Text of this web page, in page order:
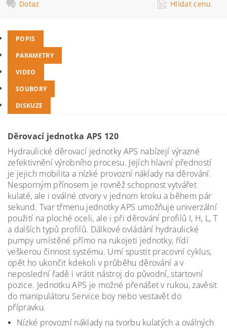
Dotaz
Hlídat cenu
POPIS
PARAMETRY
VIDEO
SOUBORY
DISKUZE
Děrovací jednotka APS 120
Hydraulické děrovací jednotky APS nabízejí výrazné
zefektivnění výrobního procesu. Jejích hlavní předností
je jejich mobilita a nízké provozní náklady na děrování.
Nesporným přínosem je rovněž schopnost vytvářet
kulaté, ale i oválné otvory v jednom kroku a během pár
sekund. Tvar třmenu jednotky APS umožňuje univerzální
použití na ploché oceli, ale i při děrování profilů I, H, L, T
a dalších typů profilů. Dálkové ovládání hydraulické
pumpy umístěné přímo na rukojeti jednotky, řídí
veškerou činnost systému. Umí spustit pracovní cyklus,
opět ho ukončit kdekoli v průběhu děrování a v
neposlední řadě i vrátit nástroj do původní, startovní
pozice. Jednotku APS je možné přenášet v rukou, zavěsit
do manipulátoru Service boy nebo vestavět do
přípravku.
Nízké provozní náklady na tvorbu kulatých a oválných